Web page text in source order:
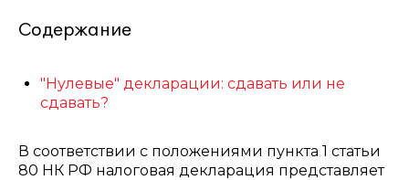
Содержание
"Нулевые" декларации: сдавать или не
сдавать?
В соответствии с положениями пункта 1 статьи
80 НК РФ налоговая декларация представляет